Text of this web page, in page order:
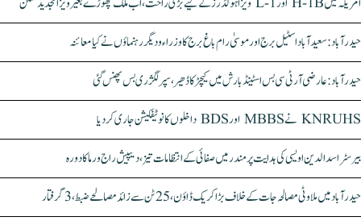
حیدرآباد: سعیدآباد اسٹیل برج اور موسیٰ رام باغ برج کا وزراء و دیگر رہنماؤں نے کیا معائنہ
حیدرآباد: عارضی آر ٹی سی بس اسٹینڈ بارش میں کیچڑ کا ڈھیر، سپر لگژری بس پھنس گئی
KNRUHS نے MBBS اور BDS داخلوں کا نوٹیفکیشن جاری کر دیا
بیرسٹر اسدالدین اویسی کی ہدایت پر مندر میں صفائی کے انتظامات تیز، دیپیش راج ورما کا دورہ
حیدرآباد میں ملاوٹی مصالحہ جات کے خلاف بڑا کریک ڈاؤن، 25 ٹن سے زائد مصالحے ضبط، 3 گرفتار